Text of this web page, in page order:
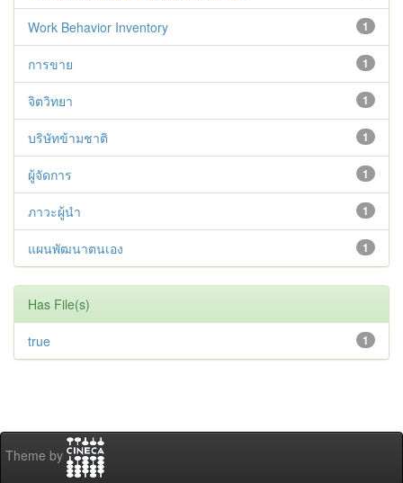
1
Work Behavior Inventory
1
การขาย
1
จิตวิทยา
1
บริษัทข้ามชาติ
1
ผู้จัดการ
1
ภาวะผู้นำ
1
แผนพัฒนาตนเอง
Has File(s)
1
true
Theme by